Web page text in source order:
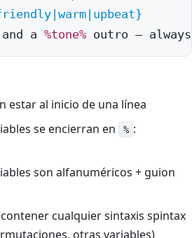
a %tone% outro —
estar al inicio de una línea
se encierran en
% :
son alfanuméricos + guion
cualquier sintaxis spintax
otras variables)